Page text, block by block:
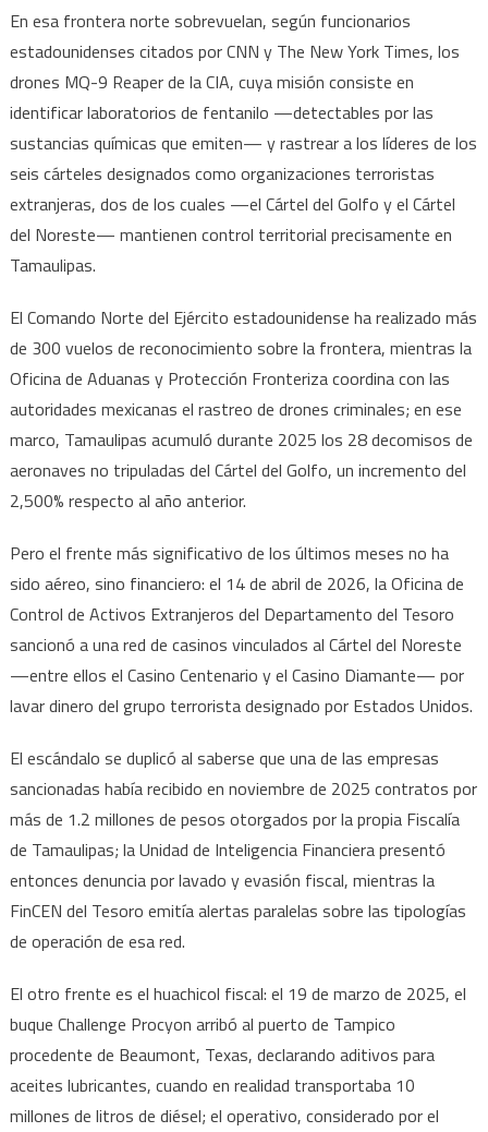
En esa frontera norte sobrevuelan, según funcionarios
estadounidenses citados por CNN y The New York Times, los
drones MQ-9 Reaper de la CIA, cuya misión consiste en
identificar laboratorios de fentanilo —detectables por las
sustancias químicas que emiten— y rastrear a los líderes de los
seis cárteles designados como organizaciones terroristas
extranjeras, dos de los cuales —el Cártel del Golfo y el Cártel
del Noreste— mantienen control territorial precisamente en
Tamaulipas.
El Comando Norte del Ejército estadounidense ha realizado más
de 300 vuelos de reconocimiento sobre la frontera, mientras la
Oficina de Aduanas y Protección Fronteriza coordina con las
autoridades mexicanas el rastreo de drones criminales; en ese
marco, Tamaulipas acumuló durante 2025 los 28 decomisos de
aeronaves no tripuladas del Cártel del Golfo, un incremento del
2,500% respecto al año anterior.
Pero el frente más significativo de los últimos meses no ha
sido aéreo, sino financiero: el 14 de abril de 2026, la Oficina de
Control de Activos Extranjeros del Departamento del Tesoro
sancionó a una red de casinos vinculados al Cártel del Noreste
—entre ellos el Casino Centenario y el Casino Diamante— por
lavar dinero del grupo terrorista designado por Estados Unidos.
El escándalo se duplicó al saberse que una de las empresas
sancionadas había recibido en noviembre de 2025 contratos por
más de 1.2 millones de pesos otorgados por la propia Fiscalía
de Tamaulipas; la Unidad de Inteligencia Financiera presentó
entonces denuncia por lavado y evasión fiscal, mientras la
FinCEN del Tesoro emitía alertas paralelas sobre las tipologías
de operación de esa red.
El otro frente es el huachicol fiscal: el 19 de marzo de 2025, el
buque Challenge Procyon arribó al puerto de Tampico
procedente de Beaumont, Texas, declarando aditivos para
aceites lubricantes, cuando en realidad transportaba 10
millones de litros de diésel; el operativo, considerado por el